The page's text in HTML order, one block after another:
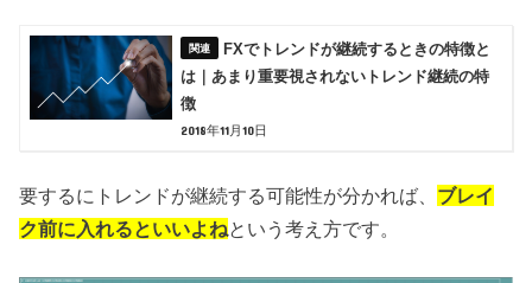
FXでトレンドが継続するときの特徴と
は｜あまり重要視されないトレンド継続の特
徴
2018年11月10日
要するにトレンドが継続する可能性が分かれば、 ブレイ
ク前に入れるといいよねという考え方です。